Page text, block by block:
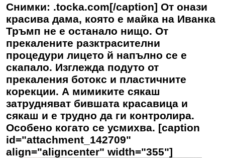
Снимки: .tocka.com[/caption] От онази
красива дама, която е майка на Иванка
Тръмп не е останало нищо. От
прекалените разктрасителни
процедури лицето й напълно се е
скапало. Изглежда подуто от
прекаления ботокс и пластичните
корекции. А мимиките сякаш
затрудняват бившата красавица и
сякаш и е трудно да ги контролира.
Особено когато се усмихва. [caption
id="attachment_142709"
align="aligncenter" width="355"]